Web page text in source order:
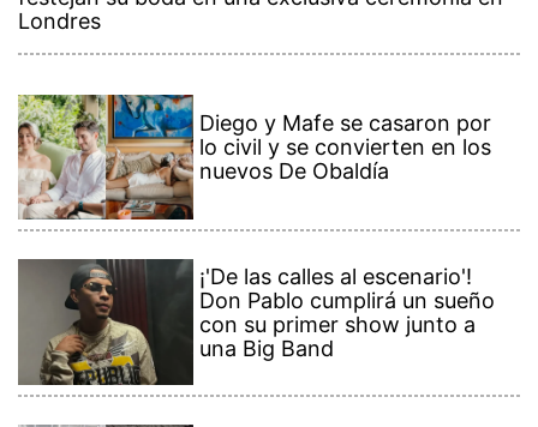
Londres
Diego y Mafe se casaron por
lo civil y se convierten en los
nuevos De Obaldía
¡'De las calles al escenario'!
Don Pablo cumplirá un sueño
con su primer show junto a
una Big Band